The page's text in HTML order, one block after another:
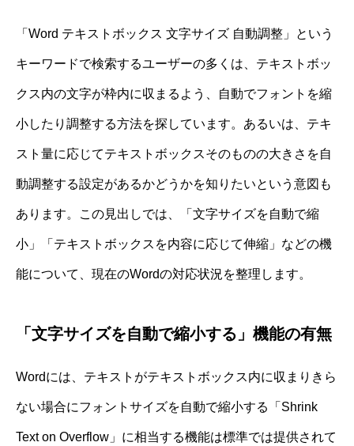
「Word テキストボックス 文字サイズ 自動調整」という
キーワードで検索するユーザーの多くは、テキストボッ
クス内の文字が枠内に収まるよう、自動でフォントを縮
小したり調整する方法を探しています。あるいは、テキ
スト量に応じてテキストボックスそのものの大きさを自
動調整する設定があるかどうかを知りたいという意図も
あります。この見出しでは、「文字サイズを自動で縮
小」「テキストボックスを内容に応じて伸縮」などの機
能について、現在のWordの対応状況を整理します。
「文字サイズを自動で縮小する」機能の有無
Wordには、テキストがテキストボックス内に収まりきら
ない場合にフォントサイズを自動で縮小する「Shrink
Text on Overflow」に相当する機能は標準では提供されて